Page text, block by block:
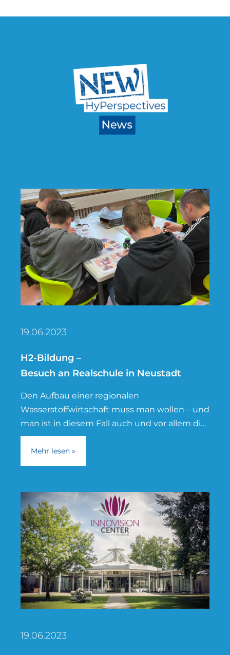
19.06.2023
H2-Bildung –
Besuch an Realschule in Neustadt
Den Aufbau einer regionalen
Wasserstoffwirtschaft muss man wollen – und
man ist in diesem Fall auch und vor allem die
junge Generation. Das Überbetriebliche
Bildungszentrum
Mehr lesen »
19.06.2023